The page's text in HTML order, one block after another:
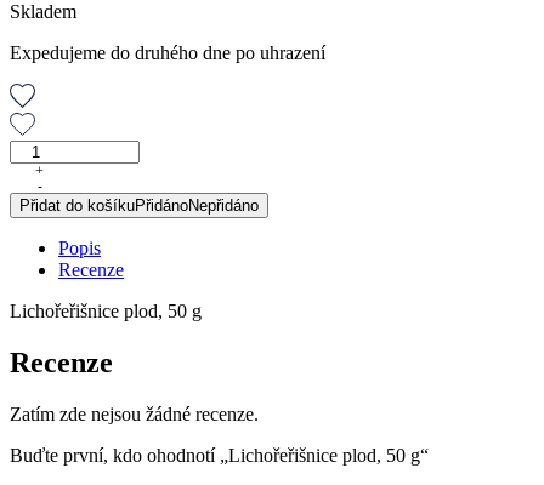
Skladem
Expedujeme do druhého dne po uhrazení
Lichořeřišnice
plod,
50
g
množství
+
-
Přidat do košíkuPřidánoNepřidáno
Popis
Recenze
Lichořeřišnice plod, 50 g
Recenze
Zatím zde nejsou žádné recenze.
Buďte první, kdo ohodnotí „Lichořeřišnice plod, 50 g“